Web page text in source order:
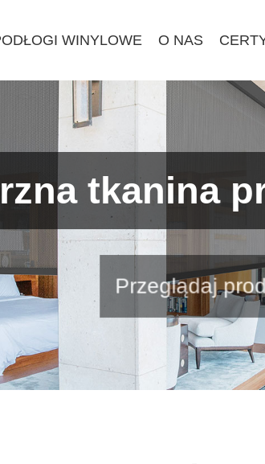
WINYLOWE O NAS
tkanina
Przeglądaj